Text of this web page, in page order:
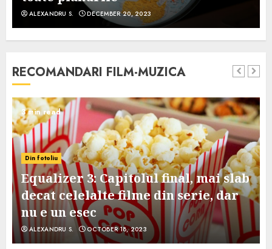
ALEXANDRU S. DECEMBER 20, 2023
RECOMANDARI FILM-MUZICA
3 min read
Din fotoliu
Equalizer 3: Capitolul final, mai slab
decat celelalte filme din serie, dar
nu e un esec
ALEXANDRU S. OCTOBER 18, 2023